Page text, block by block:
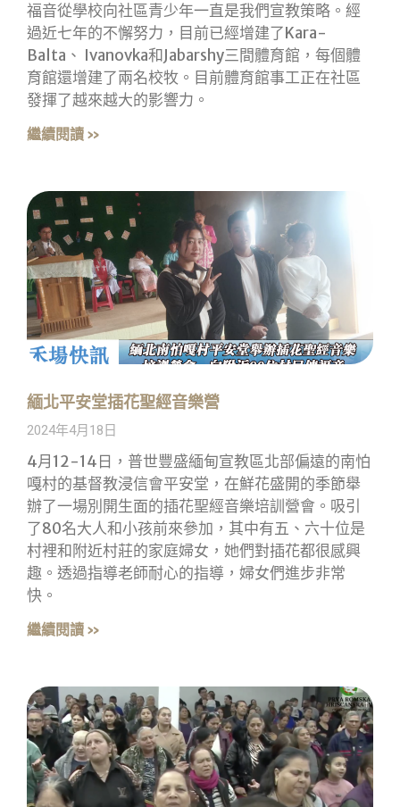
福音從學校向社區青少年一直是我們宣教策略。經
過近七年的不懈努力，目前已經增建了Kara-
Balta、 Ivanovka和Jabarshy三間體育館，每個體
育館還增建了兩名校牧。目前體育館事工正在社區
發揮了越來越大的影響力。
繼續閱讀 »
緬北平安堂插花聖經音樂營
2024年4月18日
4月12-14日，普世豐盛緬甸宣教區北部偏遠的南怕
嘎村的基督教浸信會平安堂，在鮮花盛開的季節舉
辦了一場別開生面的插花聖經音樂培訓營會。吸引
了80名大人和小孩前來參加，其中有五、六十位是
村裡和附近村莊的家庭婦女，她們對插花都很感興
趣。透過指導老師耐心的指導，婦女們進步非常
快。
繼續閱讀 »